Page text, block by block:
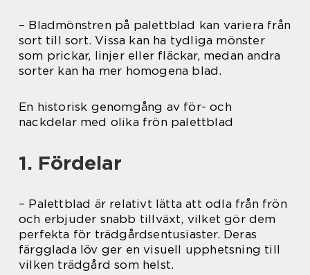
– Bladmönstren på palettblad kan variera från
sort till sort. Vissa kan ha tydliga mönster
som prickar, linjer eller fläckar, medan andra
sorter kan ha mer homogena blad.
En historisk genomgång av för- och
nackdelar med olika frön palettblad
1. Fördelar
– Palettblad är relativt lätta att odla från frön
och erbjuder snabb tillväxt, vilket gör dem
perfekta för trädgårdsentusiaster. Deras
färgglada löv ger en visuell upphetsning till
vilken trädgård som helst.